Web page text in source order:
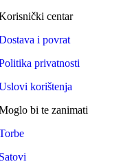
centar
i povrat
privatnosti
korištenja
bi te zanimati